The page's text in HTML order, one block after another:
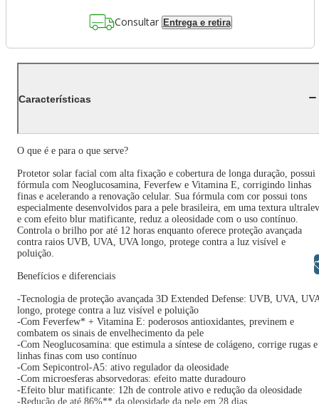
Consultar Entrega e retira
Características
O que é e para o que serve?
Protetor solar facial com alta fixação e cobertura de longa duração, possui
fórmula com Neoglucosamina, Feverfew e Vitamina E, corrigindo linhas
finas e acelerando a renovação celular. Sua fórmula com cor possui tons
especialmente desenvolvidos para a pele brasileira, em uma textura
e com efeito blur matificante, reduz a oleosidade com o uso contínuo.
Controla o brilho por até 12 horas enquanto oferece proteção avançada
contra raios UVB, UVA, UVA longo, protege contra a luz visível e
poluição.
Benefícios e diferenciais
-Tecnologia de proteção avançada 3D Extended Defense: UVB, UVA,
longo, protege contra a luz visível e poluição
-Com Feverfew* + Vitamina E: poderosos antioxidantes, previnem e
combatem os sinais de envelhecimento da pele
-Com Neoglucosamina: que estimula a síntese de colágeno, corrige rugas e
linhas finas com uso contínuo
-Com Sepicontrol-A5: ativo regulador da oleosidade
-Com microesferas absorvedoras: efeito matte duradouro
-Efeito blur matificante: 12h de controle ativo e redução da oleosidade
-Redução de até 86%** da oleosidade da pele em 28 dias